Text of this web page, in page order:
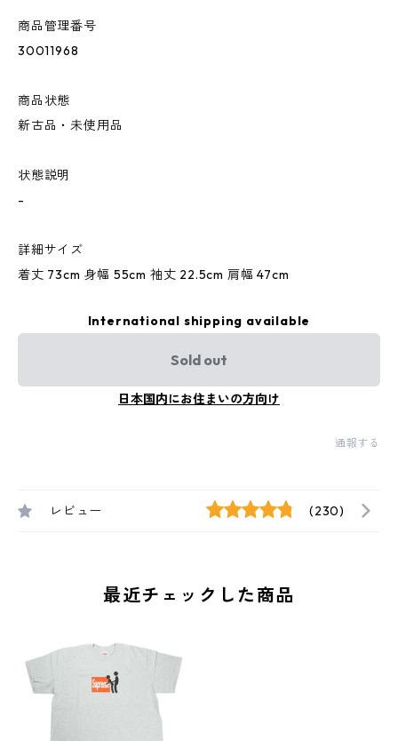
商品管理番号
30011968
商品状態
新古品・未使用品
状態説明
-
詳細サイズ
着丈 73cm 身幅 55cm 袖丈 22.5cm 肩幅 47cm
International shipping available
Sold out
日本国内にお住まいの方向け
通報する
レビュー (230)
最近チェックした商品